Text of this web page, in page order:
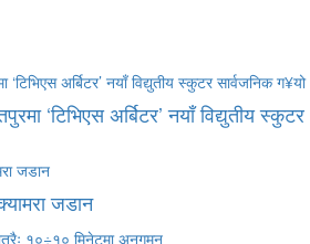
‘टिभिएस अर्बिटर’ नयाँ विद्युतीय स्कुटर
जडान